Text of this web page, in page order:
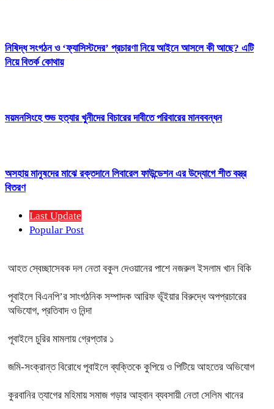
নিষিদ্ধ সংগঠন ও ‘ফ্যাসিস্টদের’ প্রচারণা নিয়ে আইনে আসলে কী আছে? এটি
নিয়ে বিতর্ক কোথায়
ময়মনসিংহে শুভ হত্যার খুনীদের বিচারের দাবীতে পরিবারের মানববন্ধন
অসহায় মানুষদের মাঝে রক্তদানে লিবারেল ফাউন্ডেশন এর উদ্যোগে শীত বস্ত্র
বিতরণ
Last Update
Popular Post
আহত স্বেচ্ছাসেবক দল নেতা বকুল দেওয়ানের পাশে নজরুল ইসলাম খান বিকি
পূবাইলে বিএনপি’র সাংগঠনিক সম্পাদক আরিফ ভূঁইয়ার বিরুদ্ধে অপপ্রচারের
অভিযোগ, প্রতিবাদ ও নিন্দা
পূবাইলে চুরির মামলায় গ্রেপ্তার ১
জমি-সংক্রান্ত বিরোধে পূবাইলে ব্যক্তিকে কুপিয়ে ও পিটিয়ে আহতের অভিযোগ
কুরবানির ত্যাগের মহিমায় সমাজ গড়ার আহ্বান ব্যবসায়ী নেতা সেলিম খানের